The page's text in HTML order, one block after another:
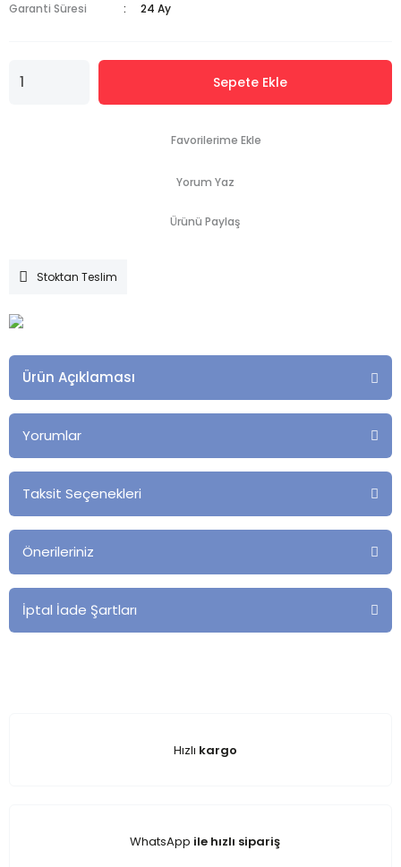
Garanti Süresi
24 Ay
Sepete Ekle
Yorum Yaz
Ürünü Paylaş
Stoktan Teslim
Ürün Açıklaması
Yorumlar
Taksit Seçenekleri
Önerileriniz
İptal İade Şartları
Hızlı kargo
WhatsApp ile hızlı sipariş